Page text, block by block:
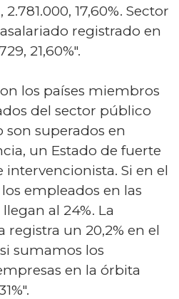
17,60%. Sector
registrado en
21,60%".
los países miembros
del sector público
superados en
un Estado de fuerte
Si en el
empleados en las
al 24%. La
registra un 20,2% en el
sumamos los
en la órbita